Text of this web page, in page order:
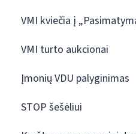
VMI kviečia į
VMI turto aukcionai
Įmonių VDU palyginimas
STOP šešėliui